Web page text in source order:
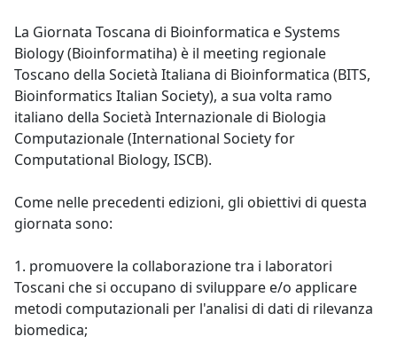
La Giornata Toscana di Bioinformatica e Systems
Biology (Bioinformatiha) è il meeting regionale
Toscano della Società Italiana di Bioinformatica (BITS,
Bioinformatics Italian Society), a sua volta ramo
italiano della Società Internazionale di Biologia
Computazionale (International Society for
Computational Biology, ISCB).
Come nelle precedenti edizioni, gli obiettivi di questa
giornata sono:
1. promuovere la collaborazione tra i laboratori
Toscani che si occupano di sviluppare e/o applicare
metodi computazionali per l'analisi di dati di rilevanza
biomedica;